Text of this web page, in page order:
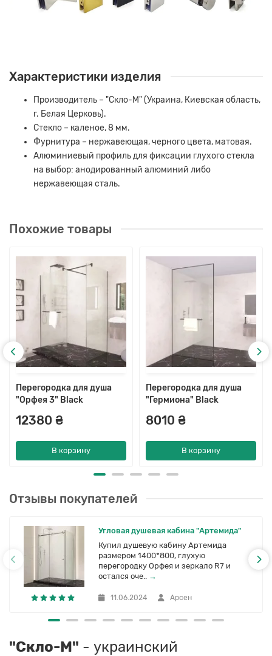
Характеристики изделия
Производитель – "Скло-М" (Украина, Киевская область,
г. Белая Церковь).
Стекло – каленое, 8 мм.
Фурнитура – ​​нержавеющая, черного цвета, матовая.
Алюминиевый профиль для фиксации глухого стекла
на выбор: анодированный алюминий либо
нержавеющая сталь.
Похожие товары
Перегородка для душа
"Орфея 3" Black
12380 ₴
В корзину
Перегородка для душа
"Гермиона" Black
8010 ₴
В корзину
Отзывы покупателей
Угловая душевая кабина "Артемида"
Купил душевую кабину Артемида
размером 1400*800, глухую
перегородку Орфея и зеркало R7 и
остался оче..
→
11.06.2024 Арсен
"Скло-М" - украинский